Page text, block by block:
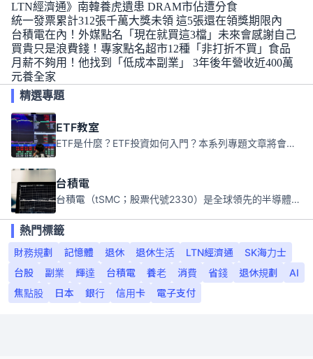
LTN經濟通》南韓養虎遺患 DRAM市佔遭分食
統一發票累計312張千萬大獎未領 這5張還在領獎期限內
台積電在內！外媒點名「現在就買這3檔」未來會感謝自己
買貴只是浪費錢！專家點名超市12種「非打折不買」食品
月薪不夠用！他找到「低成本副業」 3年後年營收近400萬
元養全家
精選專題
ETF教室
ETF是什麼？ETF投資如何入門？本系列專題文章將會告訴你新手必須知道的ETF基礎知識。
台積電
台積電（tSMC；股票代號2330）是全球領先的半導體代工公司，成立於1987年，總部位於台灣新竹。且已於美國、日本、德國及中國設廠，台積電是全球首家專業積體電路製造服務公司，也是全球最先進和最大規模的半導體代工廠。
熱門標籤
財務規劃
記憶體 退休 退休生活 LTN經濟通
SK海力士
台股
副業 輝達 台積電 養老 消費 省錢 退休規劃
AI
焦點股
日本 銀行 信用卡 電子支付